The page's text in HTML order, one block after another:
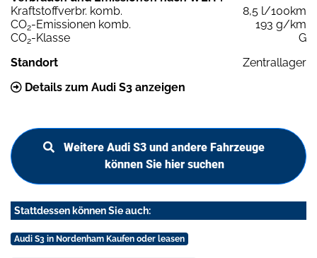
Kraftstoffverbr. komb.
8,5 l/100km
CO2-Emissionen komb.
193 g/km
CO2-Klasse
G
Standort
Zentrallager
Details zum Audi S3 anzeigen
Weitere Audi S3 und andere Fahrzeuge
können Sie hier suchen
Stattdessen können Sie auch:
Audi S3 in Nordenham Kaufen oder leasen